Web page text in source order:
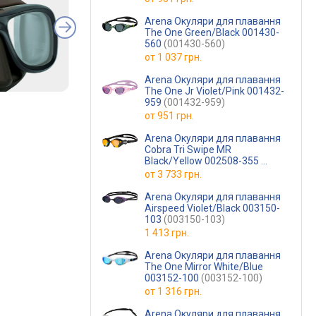
Arena Окуляри для плавання
The One Green/Black 001430-
560 (001430-560)
от 1 037 грн.
Arena Окуляри для плавання
The One Jr Violet/Pink 001432-
959 (001432-959)
от951 грн.
Arena Окуляри для плавання
Cobra Tri Swipe MR
Black/Yellow 002508-355
(002508-355)
от3 733 грн.
Arena Окуляри для плавання
Airspeed Violet/Black 003150-
103 (003150-103)
1 413 грн.
Arena Окуляри для плавання
The One Mirror White/Blue
003152-100 (003152-100)
от 1 316 грн.